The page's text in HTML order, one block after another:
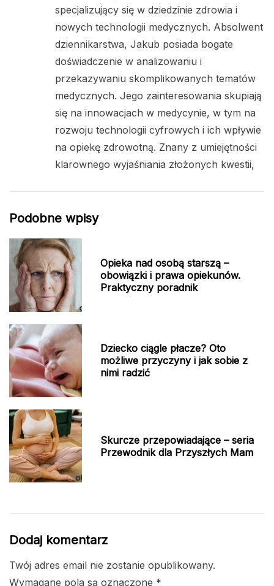
specjalizujący się w dziedzinie zdrowia i
nowych technologii medycznych. Absolwent
dziennikarstwa, Jakub posiada bogate
doświadczenie w analizowaniu i
przekazywaniu skomplikowanych tematów
medycznych. Jego zainteresowania skupiają
się na innowacjach w medycynie, w tym na
rozwoju technologii cyfrowych i ich wpływie
na opiekę zdrowotną. Znany z umiejętności
klarownego wyjaśniania złożonych kwestii,
Podobne wpisy
Opieka nad osobą starszą –
obowiązki i prawa opiekunów.
Praktyczny poradnik
Dziecko ciągle płacze? Oto
możliwe przyczyny i jak sobie z
nimi radzić
Skurcze przepowiadające – seria
Przewodnik dla Przyszłych Mam
Dodaj komentarz
Twój adres email nie zostanie opublikowany.
Wymagane pola są oznaczone *